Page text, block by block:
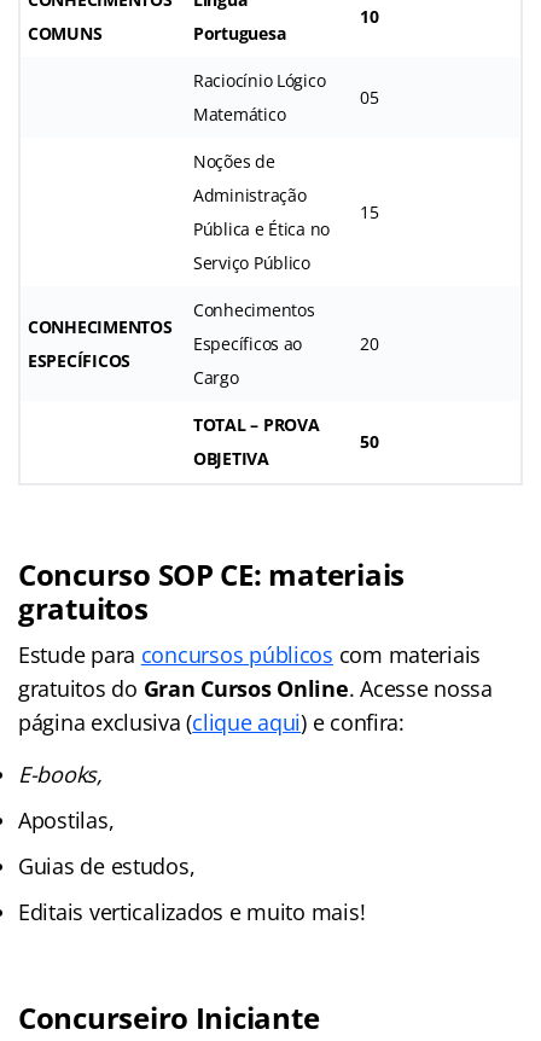
COMUNS
Portuguesa
10
Raciocínio Lógico
Matemático
05
Noções de
Administração
Pública e Ética no
Serviço Público
15
CONHECIMENTOS
ESPECÍFICOS
Conhecimentos
Específicos ao
Cargo
20
TOTAL – PROVA
OBJETIVA
50
Concurso SOP CE: materiais
gratuitos
Estude para concursos públicos com materiais
gratuitos do Gran Cursos Online. Acesse nossa
página exclusiva (clique aqui) e confira:
E-books,
Apostilas,
Guias de estudos,
Editais verticalizados e muito mais!
Concurseiro Iniciante